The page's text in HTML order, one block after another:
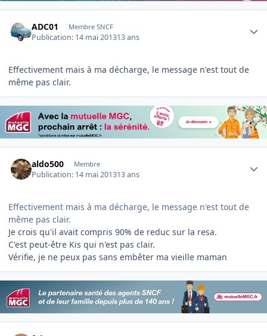
ADC01 Membre SNCF
Publication: 14 mai 201313 ans
Effectivement mais à ma décharge, le message n'est tout de
même pas clair.
aldo500 Membre
Publication: 14 mai 201313 ans
Effectivement mais à ma décharge, le message n'est tout de
même pas clair.
Je crois qu'il avait compris 90% de reduc sur la resa.
C'est peut-être Kis qui n'est pas clair.
Vérifie, je ne peux pas sans embêter ma vieille maman